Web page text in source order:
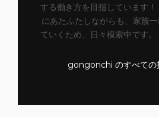
する働き方を目指しています
にあたふたしながらも、家族
ていくため、日々模索中です
gongonchi のすべての